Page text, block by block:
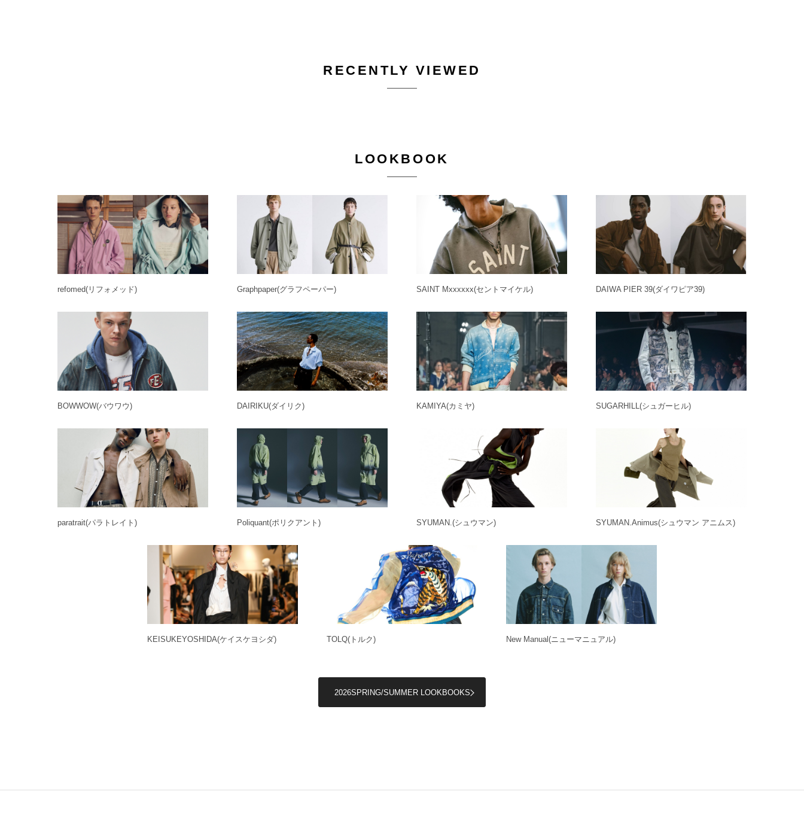
RECENTLY VIEWED
LOOKBOOK
refomed(リフォメッド) Graphpaper(グラフペーパー) SAINT Mxxxxxx(セントマイケル) DAIWA PIER 39(ダイワピア39)
BOWWOW(バウワウ) DAIRIKU(ダイリク) KAMIYA(カミヤ) SUGARHILL (シュガーヒル)
paratrait(パラトレイト) Poliquant(ポリクアント) SYUMAN. (シュウマン) SYUMAN.Animus(シュウマン アニムス)
KEISUKEYOSHIDA(ケイスケヨシダ) TOLQ(トルク) New Manual(ニューマニュアル)
2026SPRING/SUMMER LOOKBOOKS